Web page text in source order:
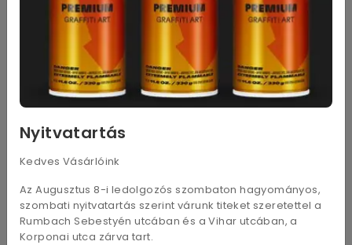
Nyitvatartás
Kedves Vásárlóink
Az Augusztus 8-i ledolgozós szombaton hagyományos,
szombati nyitvatartás szerint várunk titeket szeretettel a
Rumbach Sebestyén utcában és a Vihar utcában, a
Korponai utca zárva tart.
ml
1 590Ft
2 990Ft